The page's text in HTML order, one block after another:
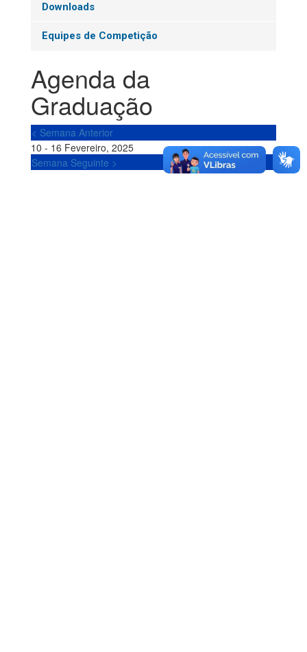
Downloads
Equipes de Competição
Agenda da
Graduação
< Semana Anterior
10 - 16 Fevereiro, 2025
Semana Seguinte >